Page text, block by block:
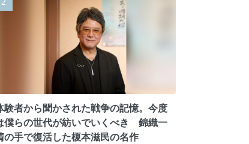
験者から聞かされた戦争の記憶。今度
僕らの世代が紡いでいくべき 錦織一
の手で復活した榎本滋民の名作